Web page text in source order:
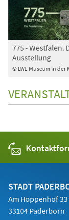
© LWL-Museum in der
775 - Westfalen.
Ausstellung
STADT
Am Hoppenhof 33
33104 Paderborn